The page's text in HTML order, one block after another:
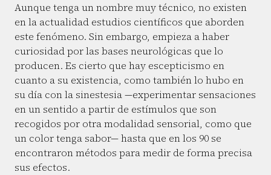
Aunque tenga un nombre muy técnico, no existen
en la actualidad estudios científicos que aborden
este fenómeno. Sin embargo, empieza a haber
curiosidad por las bases neurológicas que lo
producen. Es cierto que hay escepticismo en
cuanto a su existencia, como también lo hubo en
su día con la sinestesia —experimentar sensaciones
en un sentido a partir de estímulos que son
recogidos por otra modalidad sensorial, como que
un color tenga sabor— hasta que en los 90 se
encontraron métodos para medir de forma precisa
sus efectos.